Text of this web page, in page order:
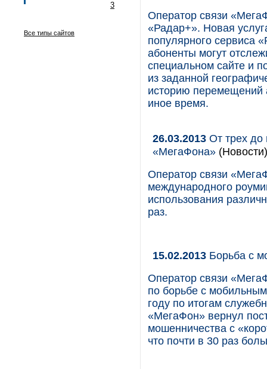
3
Все типы сайтов
Оператор связи
«Радар+». Новая
популярного сервиса
абоненты могут
специальном сайте и
из заданной
историю перемещений
иное время.
26.03.2013 От трех до
«МегаФона» (Новости)
Оператор связи
международного
использования
раз.
15.02.2013 Борьба с
Оператор связи
по борьбе с
году по итогам
«МегаФон» вернул
мошенничества с
что почти в 30 раз